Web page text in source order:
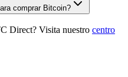
comprar Bitcoin?
Direct? Visita nuestro centro